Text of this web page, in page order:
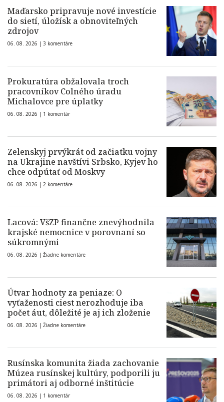
Maďarsko pripravuje nové investície
do sietí, úložísk a obnoviteľných
zdrojov
06. 08. 2026 | 3 komentáre
Prokuratúra obžalovala troch
pracovníkov Colného úradu
Michalovce pre úplatky
06. 08. 2026 | 1 komentár
Zelenskyj prvýkrát od začiatku vojny
na Ukrajine navštívi Srbsko, Kyjev ho
chce odpútať od Moskvy
06. 08. 2026 | 2 komentáre
Lacová: VšZP finančne znevýhodnila
krajské nemocnice v porovnaní so
súkromnými
06. 08. 2026 | Žiadne komentáre
Útvar hodnoty za peniaze: O
vyťaženosti ciest nerozhoduje iba
počet áut, dôležité je aj ich zloženie
06. 08. 2026 | Žiadne komentáre
Rusínska komunita žiada zachovanie
Múzea rusínskej kultúry, podporili ju
primátori aj odborné inštitúcie
06. 08. 2026 | 1 komentár